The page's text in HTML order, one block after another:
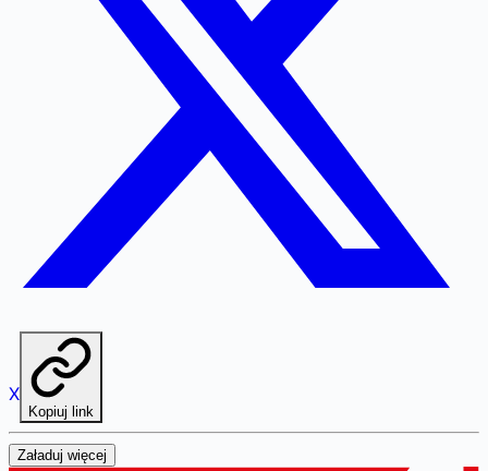
X
Kopiuj link
Załaduj więcej